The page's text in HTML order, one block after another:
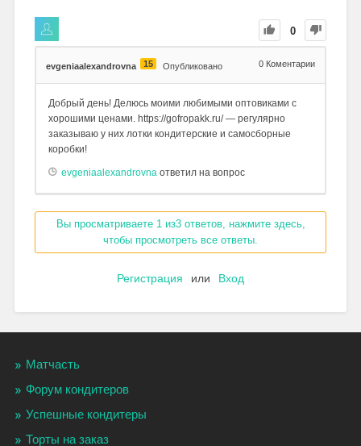
0
evgeniaalexandrovna 15 Опубликовано 0 Коментарии
Добрый день! Делюсь моими любимыми оптовиками с
хорошими ценами. https://gofropakk.ru/ — регулярно
заказываю у них лотки кондитерские и самосборные
коробки!
evgeniaalexandrovnaответил на вопрос
Вы просматриваете 1 из3 ответов, нажмите здесь,
чтобы просмотреть все ответы.
Регистрация или Вход
Матчасть
Форум кондитеров
Успешные кондитеры
Торты на заказ